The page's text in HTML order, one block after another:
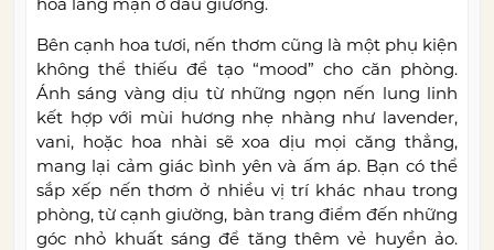
Bên cạnh hoa tươi, nến thơm cũng là một phụ kiện
không thể thiếu để tạo “mood” cho căn phòng.
Ánh sáng vàng dịu từ những ngọn nến lung linh
kết hợp với mùi hương nhẹ nhàng như lavender,
vani, hoặc hoa nhài sẽ xoa dịu mọi căng thẳng,
mang lại cảm giác bình yên và ấm áp. Bạn có thể
sắp xếp nến thơm ở nhiều vị trí khác nhau trong
phòng, từ cạnh giường, bàn trang điểm đến những
góc nhỏ khuất sáng để tăng thêm vẻ huyền ảo.